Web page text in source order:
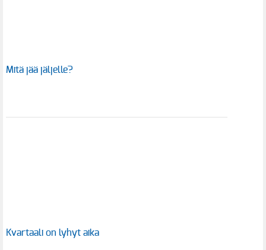
Mitä jää jäljelle?
Kvartaali on lyhyt aika